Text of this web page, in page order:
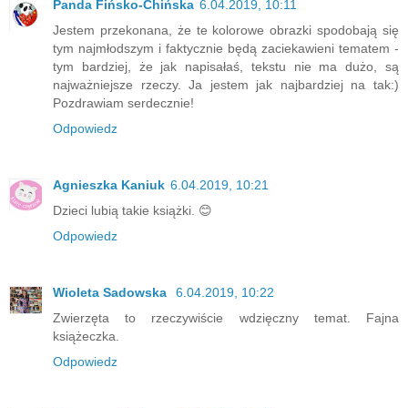
Panda Fińsko-Chińska 6.04.2019, 10:11
Jestem przekonana, że te kolorowe obrazki spodobają się
tym najmłodszym i faktycznie będą zaciekawieni tematem -
tym bardziej, że jak napisałaś, tekstu nie ma dużo, są
najważniejsze rzeczy. Ja jestem jak najbardziej na tak:)
Pozdrawiam serdecznie!
Odpowiedz
Agnieszka Kaniuk 6.04.2019, 10:21
Dzieci lubią takie książki. 😊
Odpowiedz
Wioleta Sadowska
6.04.2019, 10:22
Zwierzęta to rzeczywiście wdzięczny temat. Fajna
książeczka.
Odpowiedz